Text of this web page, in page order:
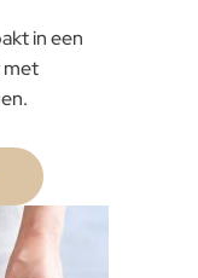
in een
met